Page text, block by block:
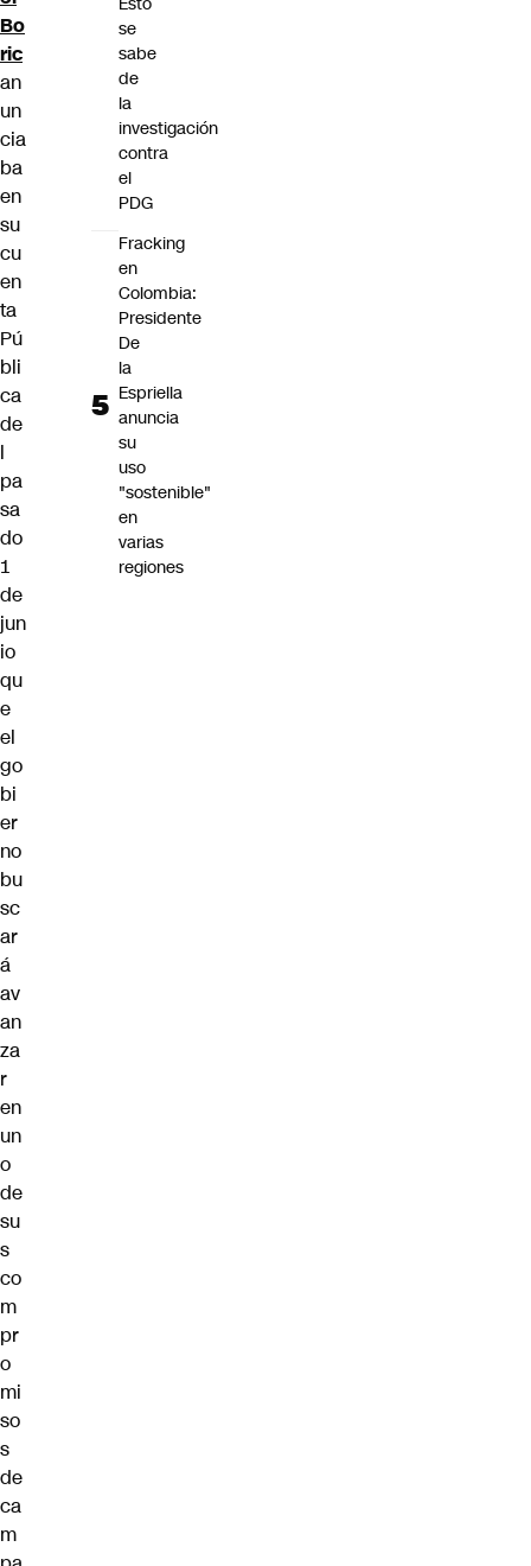
Bo
ric
an
un
cia
ba
en
su
cu
en
ta
Pú
bli
ca
de
l
pa
sa
do
1
de
jun
io
qu
e
el
go
bi
er
no
bu
sc
ar
á
av
an
za
r
en
un
o
de
su
s
co
m
pr
o
mi
so
s
de
ca
m
se
sabe
de
la
investigación
contra
el
PDG
Fracking
en
Colombia:
Presidente
De
la
Espriella
anuncia
su
uso
"sostenible"
en
varias
regiones